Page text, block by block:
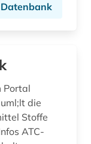
Portal
die
Stoffe
ATC-